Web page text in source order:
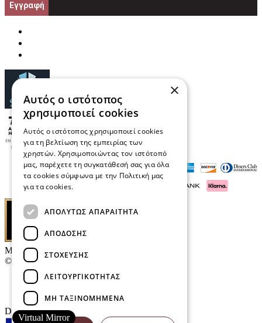
Εγγραφή
Μαρκάκης Οπτικά
© 2026
Επικοινωνία
E-Volution Awards
Designed & developed by
Virtual Mirror
×
Αυτός ο ιστότοπος
χρησιμοποιεί cookies
Αυτός ο ιστότοπος χρησιμοποιεί cookies
για τη βελτίωση της εμπειρίας των
χρηστών. Χρησιμοποιώντας τον ιστότοπό
μας, παρέχετε τη συγκατάθεσή σας για όλα
τα cookies σύμφωνα με την Πολιτική μας
για τα cookies.
ΑΠΟΛΎΤΩΣ ΑΠΑΡΑΊΤΗΤΑ
ΑΠΌΔΟΣΗΣ
ΣΤΌΧΕΥΣΗΣ
ΛΕΙΤΟΥΡΓΙΚΌΤΗΤΑΣ
ΜΗ ΤΑΞΙΝΟΜΗΜΈΝΑ